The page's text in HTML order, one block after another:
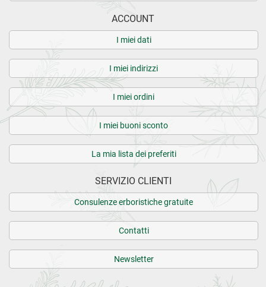
ACCOUNT
I miei dati
I miei indirizzi
I miei ordini
I miei buoni sconto
La mia lista dei preferiti
SERVIZIO CLIENTI
Consulenze erboristiche gratuite
Contatti
Newsletter